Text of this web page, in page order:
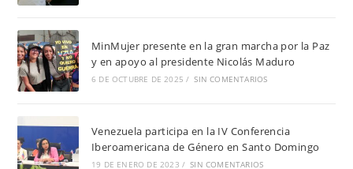
MinMujer presente en la gran marcha por la Paz
y en apoyo al presidente Nicolás Maduro
6 DE OCTUBRE DE 2025 / SIN COMENTARIOS
Venezuela participa en la IV Conferencia
Iberoamericana de Género en Santo Domingo
19 DE ENERO DE 2023 / SIN COMENTARIOS